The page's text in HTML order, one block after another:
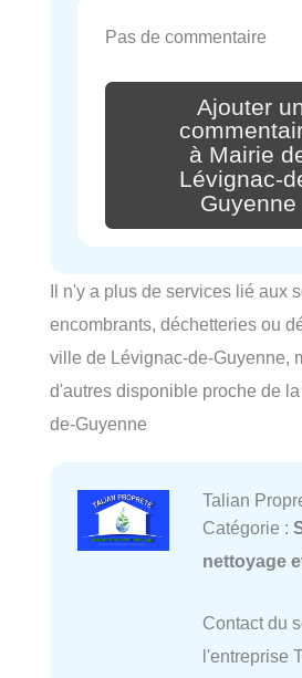
Pas de commentaire
Ajouter
à Mairie
Lévignac-
Guyenne
Il n'y a plus de services lié aux
encombrants, déchetteries ou
ville de Lévignac-de-Guyenne,
d'autres disponible proche de
de-Guyenne
Talian
Catégorie :
nettoyage
Contact du
l'entreprise